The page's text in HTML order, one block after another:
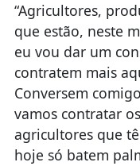
“Agricultores,
que estão, neste
eu vou dar um
contratem mais
Conversem
vamos contratar
agricultores que
hoje só batem